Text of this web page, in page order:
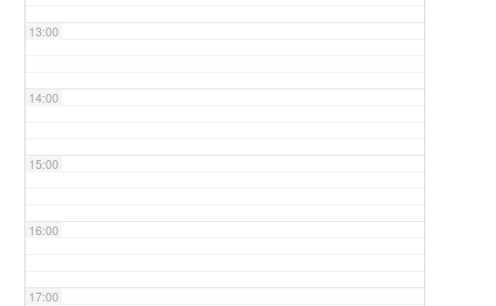
13:00
14:00
15:00
16:00
17:00